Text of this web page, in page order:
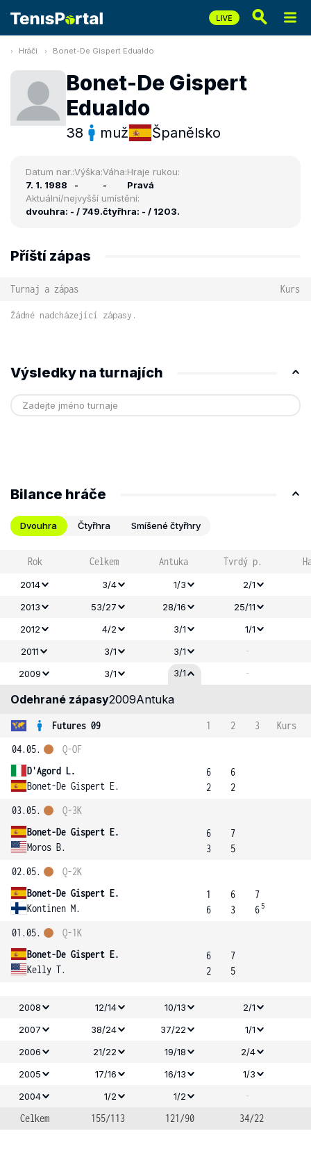
Hráči Bonet-De Gispert Edualdo
Bonet-De Gispert
Edualdo
38 muž Španělsko
Datum nar.:
7. 1. 1988
Výška:
-
Váha:
-
Hraje rukou:
Pravá
Aktuální/nejvyšší umístění:
dvouhra: - / 749.čtyřhra: - / 1203.
Příští zápas
Turnaj a zápas Kurs
Žádné nadcházející zápasy.
Výsledky na turnajích
Bilance hráče
Dvouhra Čtyřhra Smíšené čtyřhry
Rok Celkem Antuka Tvrdý p.
2014 3/4 1/3
2/1
2013
53/27 28/16
25/11
2012
4/2 3/1
1/1
2011
3/1 3/1 -
2009 3/1 3/1 -
Odehrané zápasy2009Antuka
Futures 09 1 2 3
Kurs
04.05.
D'Agord L.
Bonet-De Gispert E.
Q-OF
6
2
6
2
03.05.
Bonet-De Gispert E.
Moros B.
Q-3K
6
3
7
5
02.05.
Bonet-De Gispert E.
Kontinen M.
Q-2K
1
6
6
3
7
6 5
01.05.
Bonet-De Gispert E.
Kelly T.
Q-1K
6
2
7
5
2008 12/14 10/13
2/1
2007
38/24 37/22
1/1
2006
21/22 19/18
2/4
2005
17/16 16/13
1/3
2004
1/2 1/2
-
Celkem
155/113 121/90 34/22